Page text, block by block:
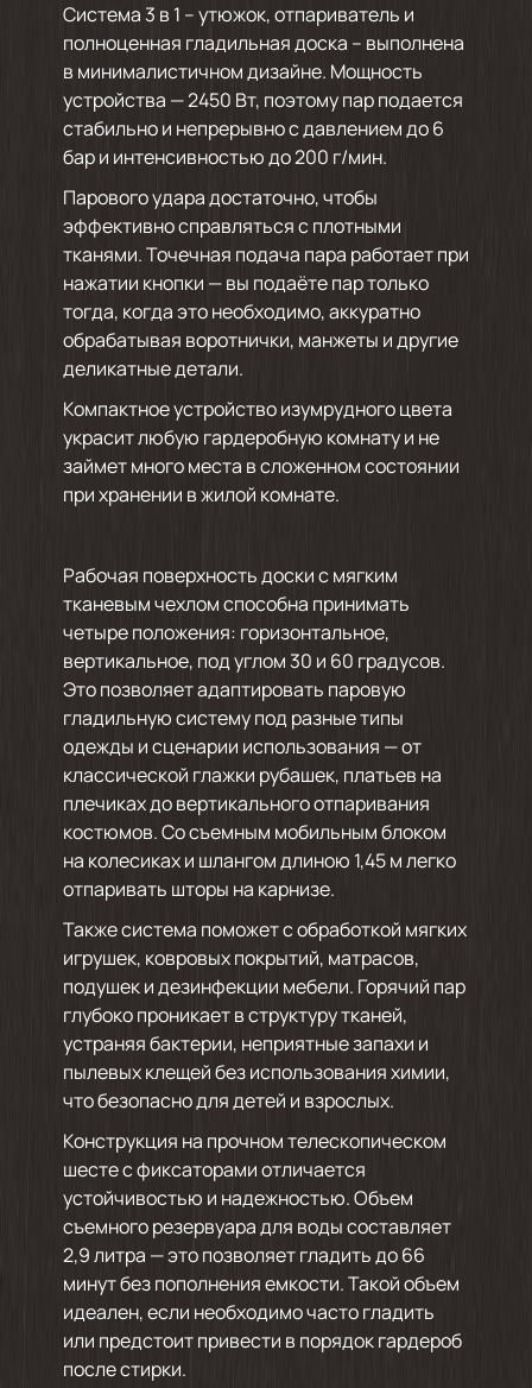
Система 3 в 1 – утюжок, отпариватель и
полноценная гладильная доска – выполнена
в минималистичном дизайне. Мощность
устройства — 2450 Вт, поэтому пар подается
стабильно и непрерывно с давлением до 6
бар и интенсивностью до 200 г/мин.
Парового удара достаточно, чтобы
эффективно справляться с плотными
тканями. Точечная подача пара работает при
нажатии кнопки — вы подаёте пар только
тогда, когда это необходимо, аккуратно
обрабатывая воротнички, манжеты и другие
деликатные детали.
Компактное устройство изумрудного цвета
украсит любую гардеробную комнату и не
займет много места в сложенном состоянии
при хранении в жилой комнате.
Рабочая поверхность доски с мягким
тканевым чехлом способна принимать
четыре положения: горизонтальное,
вертикальное, под углом 30 и 60 градусов.
Это позволяет адаптировать паровую
гладильную систему под разные типы
одежды и сценарии использования — от
классической глажки рубашек, платьев на
плечиках до вертикального отпаривания
костюмов. Со съемным мобильным блоком
на колесиках и шлангом длиною 1,45 м легко
отпаривать шторы на карнизе.
Также система поможет с обработкой мягких
игрушек, ковровых покрытий, матрасов,
подушек и дезинфекции мебели. Горячий пар
глубоко проникает в структуру тканей,
устраняя бактерии, неприятные запахи и
пылевых клещей без использования химии,
что безопасно для детей и взрослых.
Конструкция на прочном телескопическом
шесте с фиксаторами отличается
устойчивостью и надежностью. Объем
съемного резервуара для воды составляет
2,9 литра — это позволяет гладить до 66
минут без пополнения емкости. Такой объем
идеален, если необходимо часто гладить
или предстоит привести в порядок гардероб
после стирки.